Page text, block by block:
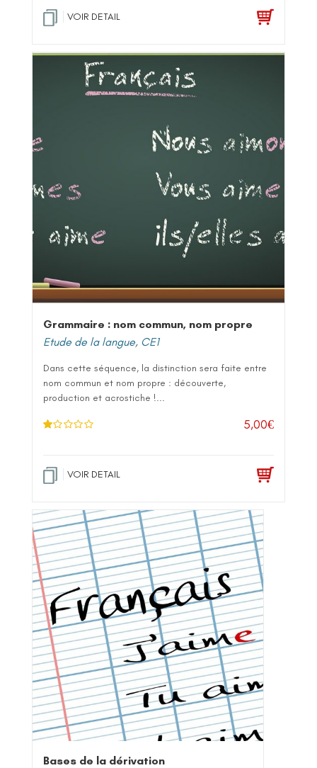
VOIR DETAIL
Grammaire : nom commun, nom propre
Etude de la langue, CE1
Dans cette séquence, la distinction sera faite entre
nom commun et nom propre : découverte,
production et acrostiche !...
.0
5,00€
VOIR DETAIL
Bases de la dérivation